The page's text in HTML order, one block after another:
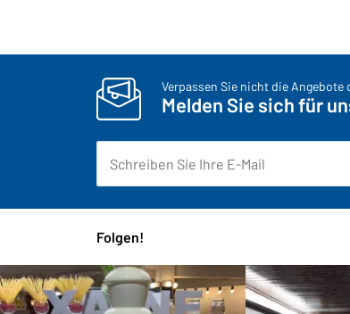
Verpassen Sie nicht die Angebote
Melden Sie sich für
Folgen!